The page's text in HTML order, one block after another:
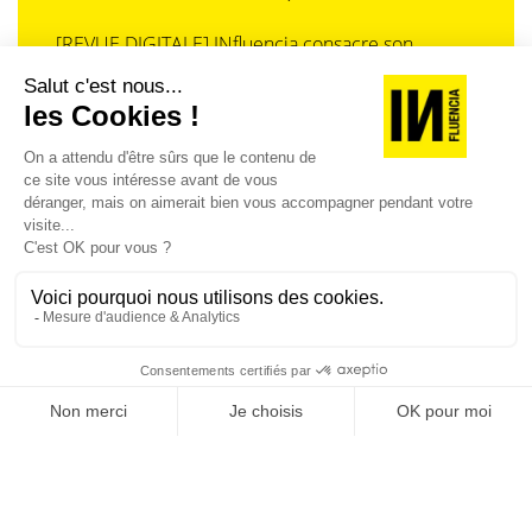
[REVUE DIGITALE] INfluencia consacre son
prochain numéro à une question devenue
centrale dans l’économie contemporaine : Qu’est-
ce que la singularité à l’heure de la
standardisation généralisée ? Ce numéro explore
la singularité là où elle est la plus mise à l’épreuve
: dans l’entreprise, dans la marque, dans les
organisations, dans les choix de gouvernance,
J'ACHÈTE LE NUMÉRO